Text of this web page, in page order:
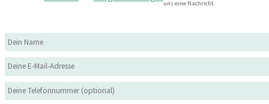
uns eine Nachricht.